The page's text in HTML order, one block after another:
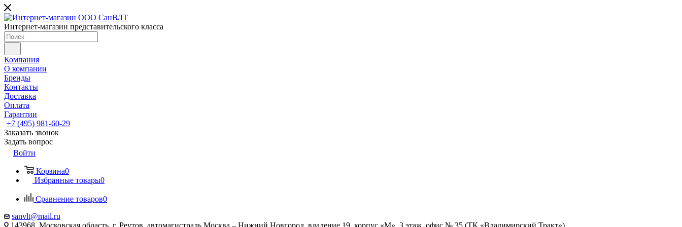
Интернет-магазин представительского класса
Компания
О компании
Бренды
Контакты
Доставка
Оплата
Гарантии
+7 (495) 981-60-29
Заказать звонок
Задать вопрос
Войти
Корзина0
Избранные товары0
Сравнение товаров0
sanvlt@mail.ru
143968, Московская область, г. Реутов, автомагистраль Москва – Нижний Новгород, владение 19, корпус «М», 3 этаж, офис № 35 (ТК «Владимирский Тракт»)